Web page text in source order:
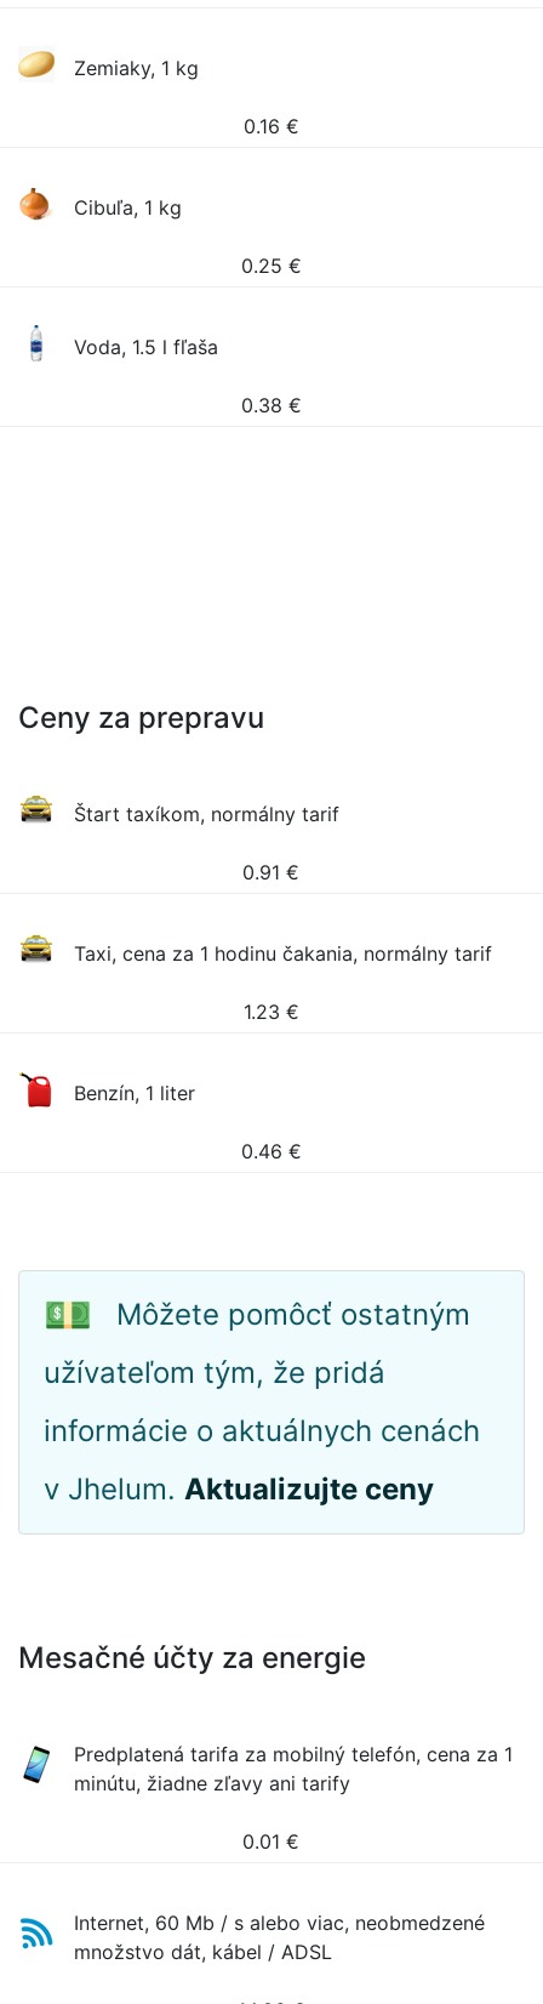
Zemiaky, 1 kg
0.16 €
Cibuľa, 1 kg
0.25 €
Voda, 1.5 l fľaša
0.38 €
Ceny za prepravu
Štart taxíkom, normálny tarif
0.91 €
Taxi, cena za 1 hodinu čakania, normálny tarif
1.23 €
Benzín, 1 liter
0.46 €
💵
Môžete pomôcť ostatným
užívateľom tým, že pridá
informácie o aktuálnych cenách
v Jhelum. Aktualizujte ceny
Mesačné účty za energie
Predplatená tarifa za mobilný telefón, cena za 1
minútu, žiadne zľavy ani tarify
0.01 €
Internet, 60 Mb / s alebo viac, neobmedzené
množstvo dát, kábel / ADSL